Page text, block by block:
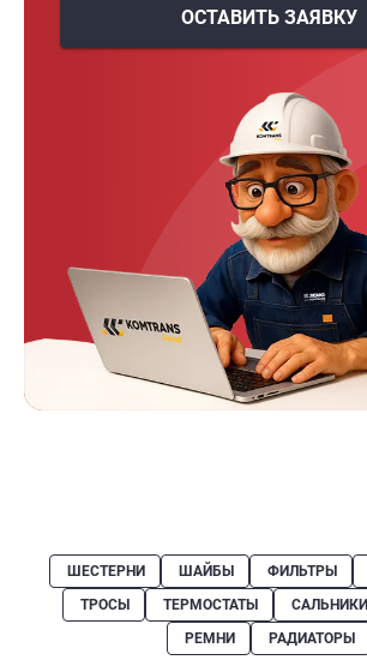
ОСТАВИТЬ ЗАЯВКУ
ШЕСТЕРНИ ШАЙБЫ ФИЛЬТРЫ
ТРОСЫ
ТЕРМОСТАТЫ САЛЬНИКИ
РЕМНИ
РАДИАТОРЫ